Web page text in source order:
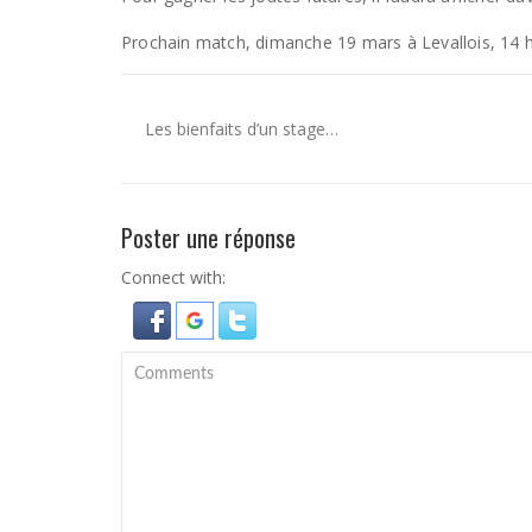
Prochain match, dimanche 19 mars à Levallois, 14
Les bienfaits d’un stage…
Poster une réponse
Connect with: